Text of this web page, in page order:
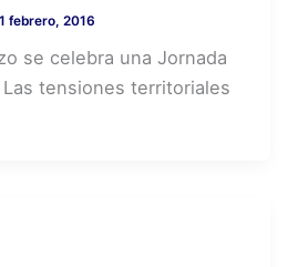
1 febrero, 2016
se celebra una Jornada
Las tensiones territoriales